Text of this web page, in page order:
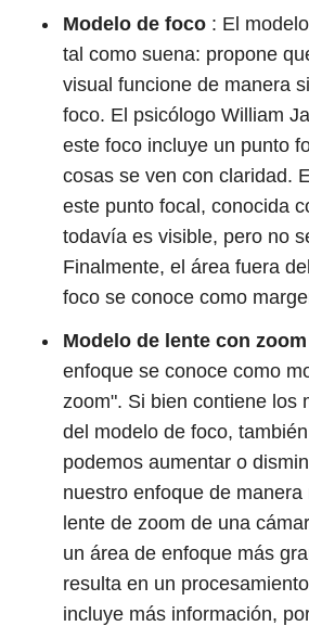
Modelo de foco : El
tal como suena: propone
visual funcione de manera
foco. El psicólogo William
este foco incluye un punto
cosas se ven con claridad.
este punto focal, conocida
todavía es visible, pero no
Finalmente, el área fuera
foco se conoce como
Modelo de lente con zoom
enfoque se conoce como
zoom". Si bien contiene los
del modelo de foco,
podemos aumentar o
nuestro enfoque de
lente de zoom de una
un área de enfoque más
resulta en un
incluye más información,